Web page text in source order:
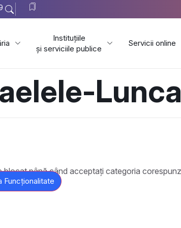
Instituțiile
și serviciile publice
Servicii online
Lunca